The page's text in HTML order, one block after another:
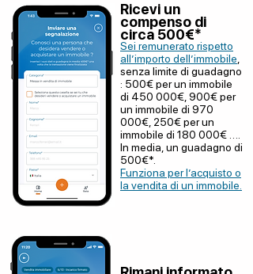
Ricevi un
compenso di
circa 500€*
Sei remunerato rispetto
all’importo dell’immobile
senza limite di guadagno
: 500€ per un immobile
di 450 000€, 900€ per
un immobile di 970
000€, 250€ per un
immobile di 180 000€ ….
In media, un guadagno di
500€*.
Funziona per l’acquisto o
la vendita di un immobile.